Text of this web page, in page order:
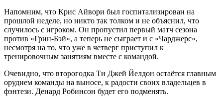
Напомним, что Крис Айвори был госпитализирован на
прошлой неделе, но никто так толком и не объяснил, что
случилось с игроком. Он пропустил первый матч сезона
против «Грин-Бэй», а теперь не сыграет и с «Чарджерс»,
несмотря на то, что уже в четверг приступил к
тренировочным занятиям вместе с командой.
Очевидно, что второгодка Ти Джей Йелдон остаётся главным
орудием команды на выносе, к радости своих владельцев в
фэнтези. Денард Робинсон будет его подменять.